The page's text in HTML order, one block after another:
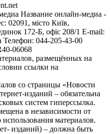
Название онлайн-медиа -
02091, місто Київ,
172-Б, офіс 208/1 E-mail:
Телефон: 044-205-43-00
06068
размещённых на
ссылки на
со страницы «Новости
изданий – обязательна
систем гиперссылка.
в независимости от
материалов.
изданий) – должна быть